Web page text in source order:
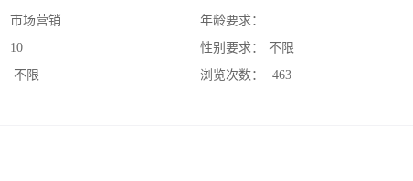
市场营销
10
不限
年龄要求：
性别要求：
不限
浏览次数：
463